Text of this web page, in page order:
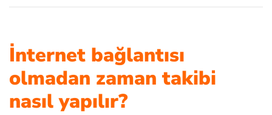
İnternet bağlantısı
olmadan zaman takibi
nasıl yapılır?